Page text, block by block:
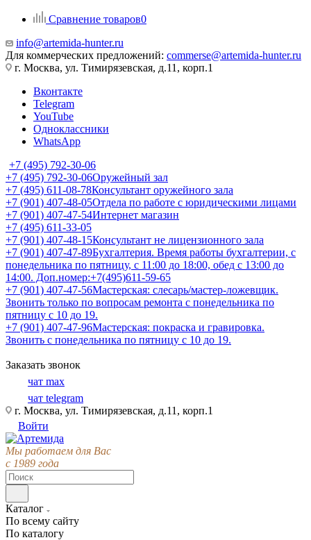
Сравнение товаров0
info@artemida-hunter.ru
Для коммерческих предложений: commerse@artemida-hunter.ru
г. Москва, ул. Тимирязевская, д.11, корп.1
Вконтакте
Telegram
YouTube
Одноклассники
WhatsApp
+7 (495) 792-30-06
+7 (495) 792-30-06Оружейный зал
+7 (495) 611-08-78Консультант оружейного зала
+7 (901) 407-48-05Отдела по работе с юридическими лицами
+7 (901) 407-47-54Интернет магазин
+7 (495) 611-33-05
+7 (901) 407-48-15Консультант не лицензионного зала
+7 (901) 407-47-89Бухгалтерия. Время работы бухгалтерии, с
понедельника по пятницу, с 11:00 до 18:00, обед с 13:00 до
14:00. Доп.номер:+7(495)611-59-65
+7 (901) 407-47-56Мастерская: слесарь/мастер-ложевщик.
Звонить только по вопросам ремонта с понедельника по
пятницу с 10 до 19.
+7 (901) 407-47-96Мастерская: покраска и гравировка.
Звонить с понедельника по пятницу с 10 до 19.
Заказать звонок
чат max
чат telegram
г. Москва, ул. Тимирязевская, д.11, корп.1
Войти
Мы работаем для Вас
с 1989 года
Каталог
По всему сайту
По каталогу